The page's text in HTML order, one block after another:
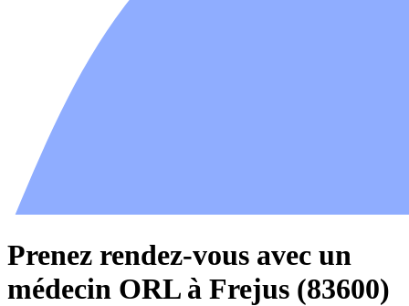
Prenez rendez-vous avec un
médecin ORL à Frejus (83600)